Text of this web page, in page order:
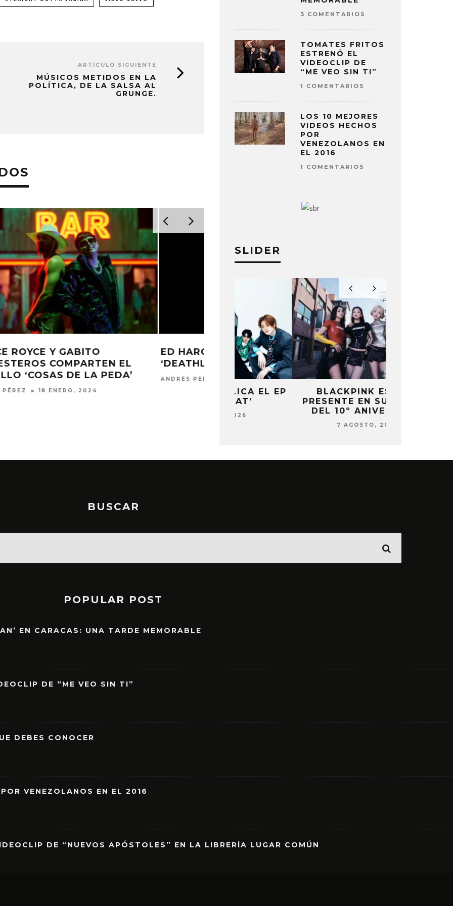
ARTÍCULO SIGUIENTE
MÚSICOS METIDOS EN LA
POLÍTICA, DE LA SALSA AL
GRUNGE.
ED HARCOURT PUBLICA EL SINGLE
‘DEATHLESS’
ANDRÉS PÉREZ 17 ENERO, 2024
3 COMENTARIOS
TOMATES FRITOS
ESTRENÓ EL
VIDEOCLIP DE
“ME VEO SIN TI”
1 COMENTARIOS
LOS 10 MEJORES
VIDEOS HECHOS
POR
VENEZOLANOS EN
EL 2016
1 COMENTARIOS
SLIDER
COMPARTE
STRAY KIDS PUBLICA EL EP
BLACKPINK ESTARÁ
PRESENTE EN SU EVENTO
DEL 10º ANIVERSARIO
7 AGOSTO, 2026
BUSCAR
POPULAR POST
EN CARACAS: UNA TARDE MEMORABLE
DE “ME VEO SIN TI”
DEBES CONOCER
VENEZOLANOS EN EL 2016
DE “NUEVOS APÓSTOLES” EN LA LIBRERÍA LUGAR COMÚN